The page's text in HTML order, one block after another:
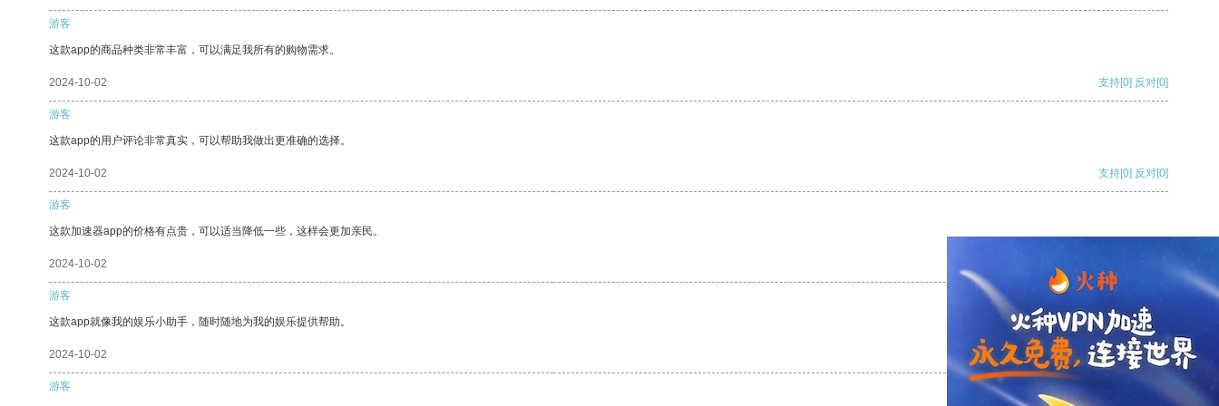
游客
这款app的商品种类非常丰富，可以满足我所有的购物需求。
2024-10-02 支持[0] 反对[0]
游客
这款app的用户评论非常真实，可以帮助我做出更准确的选择。
2024-10-02 支持[0] 反对[0]
游客
这款加速器app的价格有点贵，可以适当降低一些，这样会更加亲民。
2024-10-02
游客
这款app就像我的娱乐小助手，随时随地为我的娱乐提供帮助。
2024-10-02 支持 [0] 反对[0]
游客